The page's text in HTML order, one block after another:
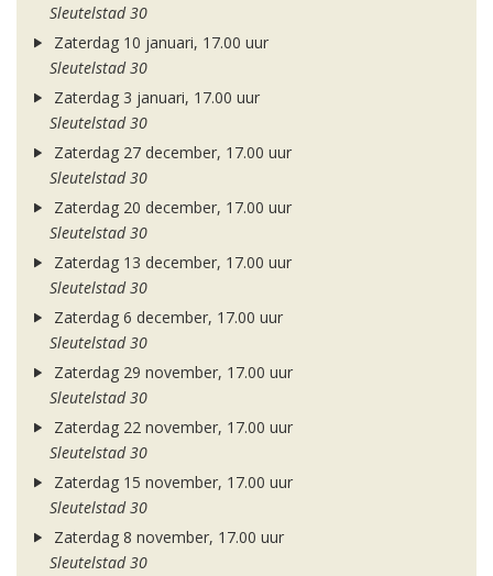
Sleutelstad 30
Zaterdag 10 januari, 17.00 uur
Sleutelstad 30
Zaterdag 3 januari, 17.00 uur
Sleutelstad 30
Zaterdag 27 december, 17.00 uur
Sleutelstad 30
Zaterdag 20 december, 17.00 uur
Sleutelstad 30
Zaterdag 13 december, 17.00 uur
Sleutelstad 30
Zaterdag 6 december, 17.00 uur
Sleutelstad 30
Zaterdag 29 november, 17.00 uur
Sleutelstad 30
Zaterdag 22 november, 17.00 uur
Sleutelstad 30
Zaterdag 15 november, 17.00 uur
Sleutelstad 30
Zaterdag 8 november, 17.00 uur
Sleutelstad 30